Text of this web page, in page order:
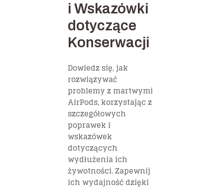
i Wskazówki
dotyczące
Konserwacji
Dowiedz się, jak
rozwiązywać
problemy z martwymi
AirPods, korzystając z
szczegółowych
poprawek i
wskazówek
dotyczących
wydłużenia ich
żywotności. Zapewnij
ich wydajność dzięki